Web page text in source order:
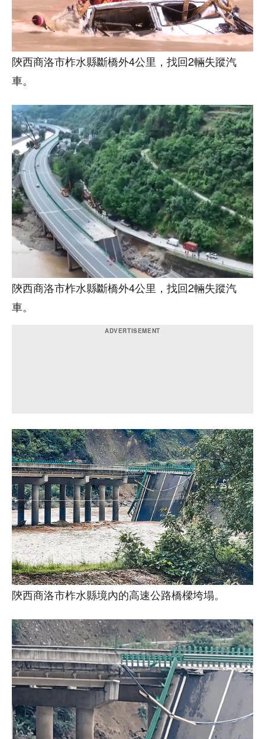
陝西商洛市柞水縣斷橋外4公里，找回2輛失蹤汽
車。
陝西商洛市柞水縣斷橋外4公里，找回2輛失蹤汽
車。
陝西商洛市柞水縣境內的高速公路橋樑垮塌。